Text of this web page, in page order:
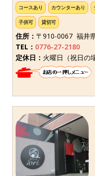
コースあり カウンターあり
子供可 貸切可
住所： 〒910-0067 福井
TEL： 0776-27-2180
定休日： 火曜日（祝日の